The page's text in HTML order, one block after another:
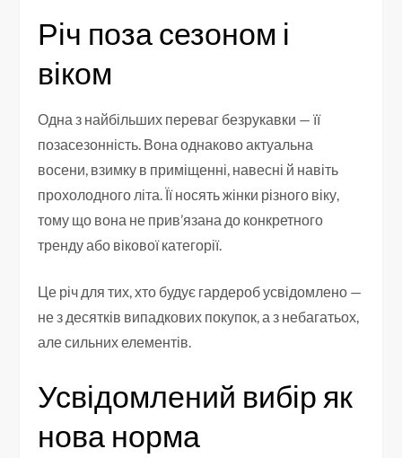
Річ поза сезоном і
віком
Одна з найбільших переваг безрукавки — її
позасезонність. Вона однаково актуальна
восени, взимку в приміщенні, навесні й навіть
прохолодного літа. Її носять жінки різного віку,
тому що вона не прив’язана до конкретного
тренду або вікової категорії.
Це річ для тих, хто будує гардероб усвідомлено —
не з десятків випадкових покупок, а з небагатьох,
але сильних елементів.
Усвідомлений вибір як
нова норма